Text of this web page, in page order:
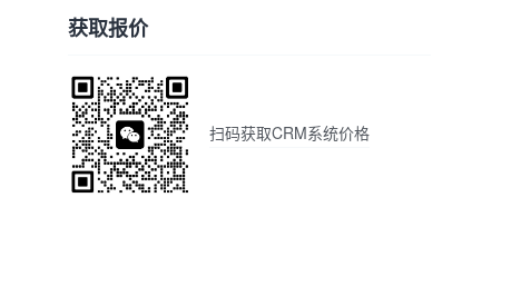
获取报价
扫码获取CRM系统价格